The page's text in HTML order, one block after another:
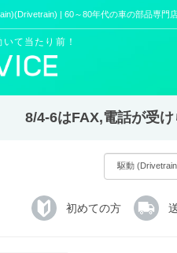
| 60～80年代の車の部品専門
て当たり前！
8/4-6はFAX,電話が受
初めての方